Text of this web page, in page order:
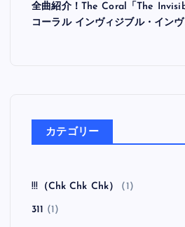
全曲紹介！The Coral「The
コーラル インヴィジブル・インヴ
カテゴリー
!!!（Chk Chk Chk） (1)
311 (1)